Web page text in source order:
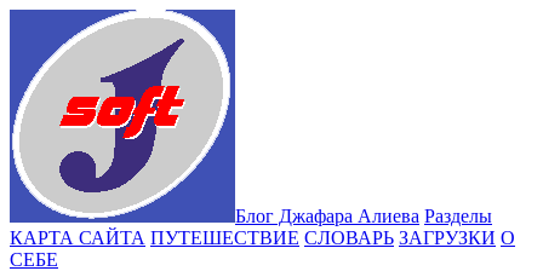
Блог Джафара Алиева Разделы
КАРТА САЙТА ПУТЕШЕСТВИЕ СЛОВАРЬ ЗАГРУЗКИ О
СЕБЕ